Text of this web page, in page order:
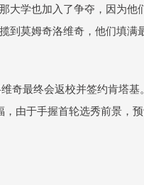
学也加入了争夺，因为他
到莫姆奇洛维奇，他们填满
奇最终会返校并签约肯塔
由于手握首轮选秀前景，